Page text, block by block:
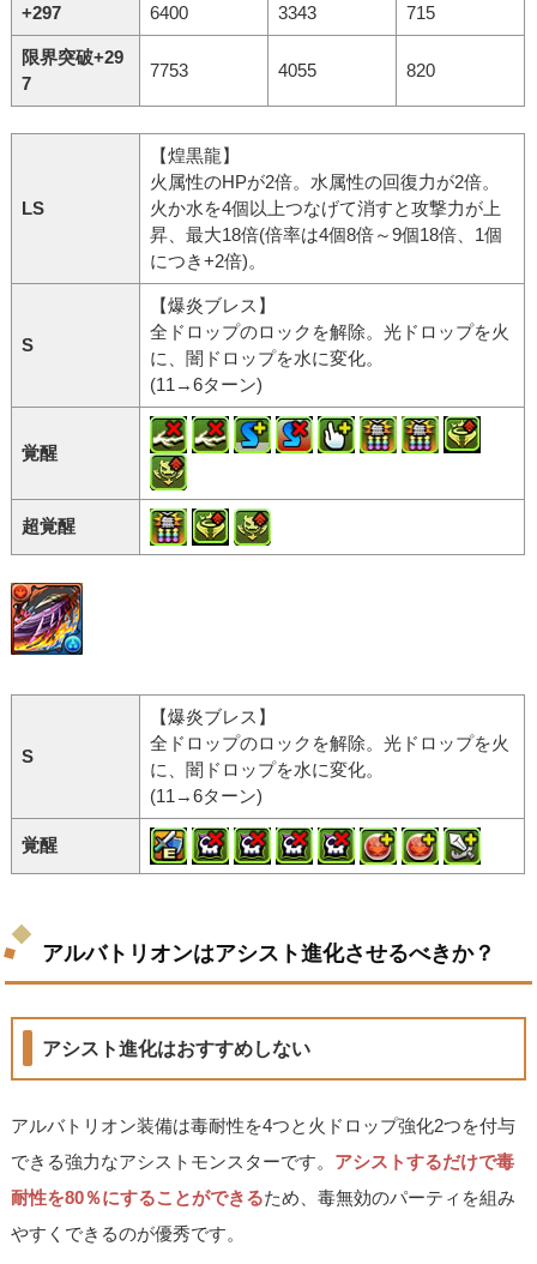
+297 6400 3343 715
限界突破+29
7
7753 4055 820
LS
【煌黒龍】
火属性のHPが2倍。水属性の回復力が2倍。
火か水を4個以上つなげて消すと攻撃力が上
昇、最大18倍(倍率は4個8倍～9個18倍、1個
につき+2倍)。
S
【爆炎ブレス】
全ドロップのロックを解除。光ドロップを火
に、闇ドロップを水に変化。
(11→6ターン)
覚醒
超覚醒
S
【爆炎ブレス】
全ドロップのロックを解除。光ドロップを火
に、闇ドロップを水に変化。
(11→6ターン)
覚醒
アルバトリオンはアシスト進化させるべきか？
アシスト進化はおすすめしない
アルバトリオン装備は毒耐性を4つと火ドロップ強化2つを付与
できる強力なアシストモンスターです。 アシストするだけで毒
耐性を80％にすることができるため、毒無効のパーティを組み
やすくできるのが優秀です。